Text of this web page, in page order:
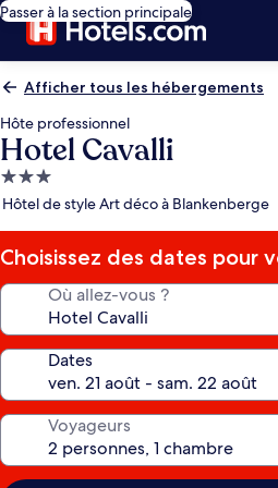
Passer à la section principale
Afficher tous les hébergements
Hôte professionnel
Hotel Cavalli
Hébergement
3.0 étoiles
Hôtel de style Art déco à Blankenberge
Choisissez des dates pour
Où allez-vous ?
Dates
Voyageurs